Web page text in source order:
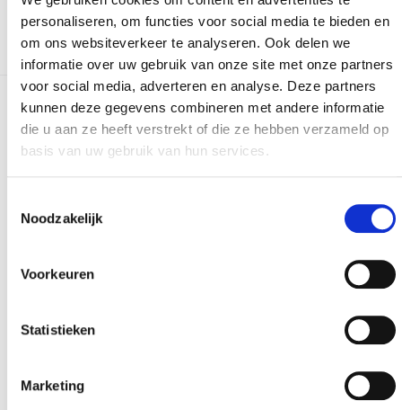
personaliseren, om functies voor social media te bieden en
om ons websiteverkeer te analyseren. Ook delen we
informatie over uw gebruik van onze site met onze partners
voor social media, adverteren en analyse. Deze partners
kunnen deze gegevens combineren met andere informatie
die u aan ze heeft verstrekt of die ze hebben verzameld op
basis van uw gebruik van hun services.
Noodzakelijk
Voorkeuren
Statistieken
Marketing
Meer realisaties